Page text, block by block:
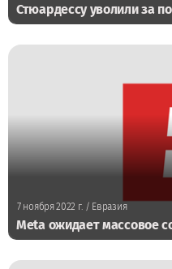
Стюардессу уволили за
7 ноября 2022 г. / Евразия
Meta ожидает массовое